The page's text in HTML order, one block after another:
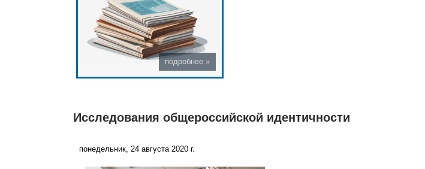
Исследования общероссийской идентичности
понедельник, 24 августа 2020 г.